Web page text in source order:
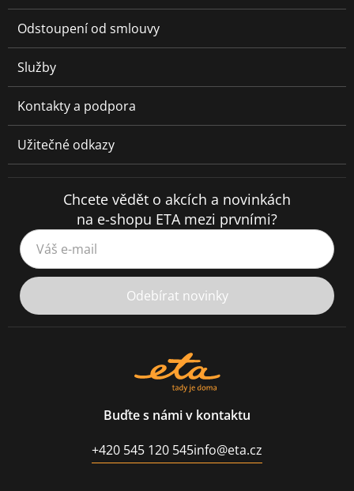
Odstoupení od smlouvy
Služby
Kontakty a podpora
Užitečné odkazy
Chcete vědět o akcích a novinkách
na e-shopu ETA mezi prvními?
Váš e-mail
Odebírat novinky
Buďte s námi v kontaktu
+420 545 120 545info@eta.cz